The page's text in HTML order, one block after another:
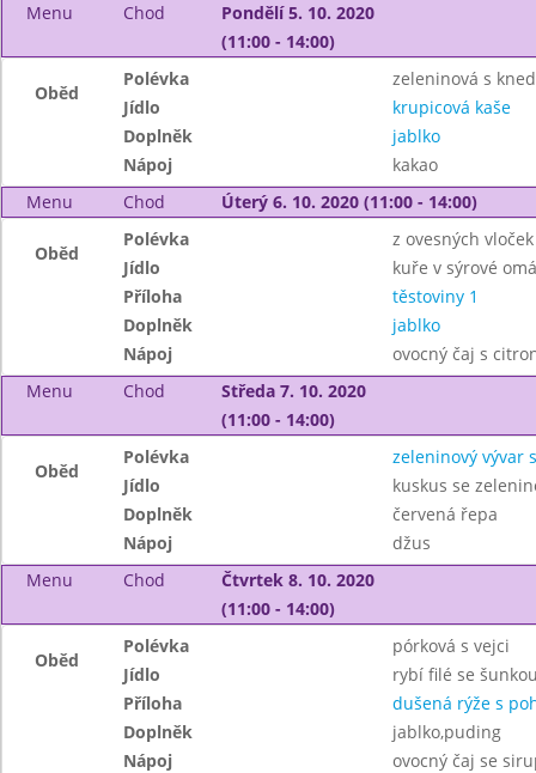
Menu Chod
Pondělí 5. 10. 2020
(11:00 - 14:00)
Oběd
Polévka
zeleninová s
Jídlo
krupicová kaše
Doplněk
jablko
Nápoj
kakao
Menu
Chod Úterý 6. 10. 2020 (11:00 - 14:00)
Oběd
Polévka
z ovesných vloček
Jídlo
kuře v sýrové
Příloha
těstoviny 1
Doplněk
jablko
Nápoj
ovocný čaj s
Menu
Chod
Středa 7. 10. 2020
(11:00 - 14:00)
Oběd
Polévka
zeleninový vývar
Jídlo
kuskus se
Doplněk
červená řepa
Nápoj
džus
Menu
Chod
Čtvrtek 8. 10. 2020
(11:00 - 14:00)
Oběd
Polévka
pórková s vejci
Jídlo
rybí filé se
Příloha
dušená rýže s
Doplněk
jablko,puding
Nápoj
ovocný čaj se